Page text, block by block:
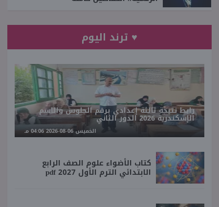
♥ ترند اليوم
رابط نتيجة ثالثة إعدادي برقم الجلوس والاسم
الإسكندرية 2026 الدور الثاني
الخميس 06-08-2026 04:06 مـ
كتاب الأضواء علوم الصف الرابع
الابتدائي الترم الأول 2027 pdf